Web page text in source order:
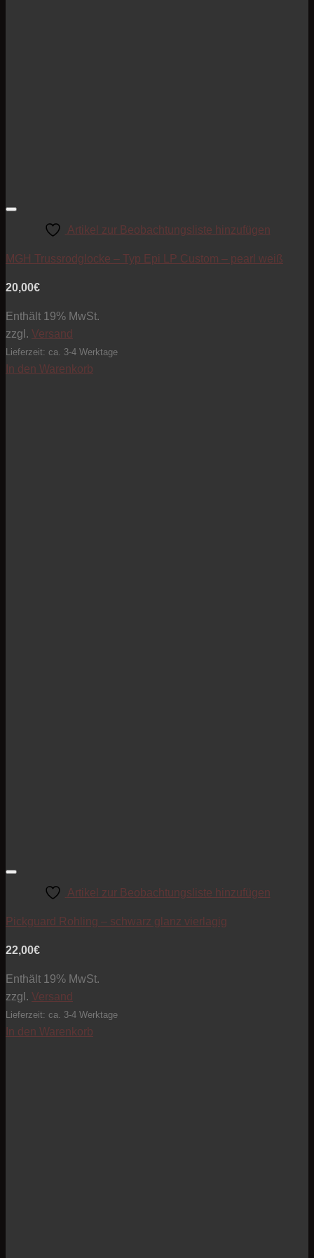
Artikel zur Beobachtungsliste hinzufügen
MGH Trussrodglocke – Typ Epi LP Custom – pearl weiß
20,00€
Enthält 19% MwSt.
zzgl. Versand
Lieferzeit: ca. 3-4 Werktage
In den Warenkorb
Artikel zur Beobachtungsliste hinzufügen
Pickguard Rohling – schwarz glanz vierlagig
22,00€
Enthält 19% MwSt.
zzgl. Versand
Lieferzeit: ca. 3-4 Werktage
In den Warenkorb